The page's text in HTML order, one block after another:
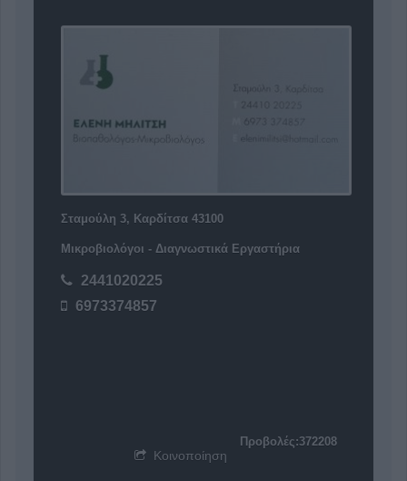
Σταμούλη 3, Καρδίτσα 43100
Μικροβιολόγοι - Διαγνωστικά Εργαστήρια
2441020225
6973374857
Προβολές:372208
Κοινοποίηση